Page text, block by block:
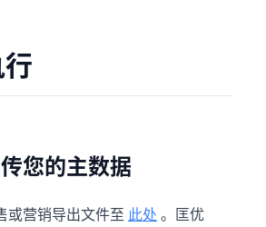
您的主数据
或营销导出文件至 此处 。匡优